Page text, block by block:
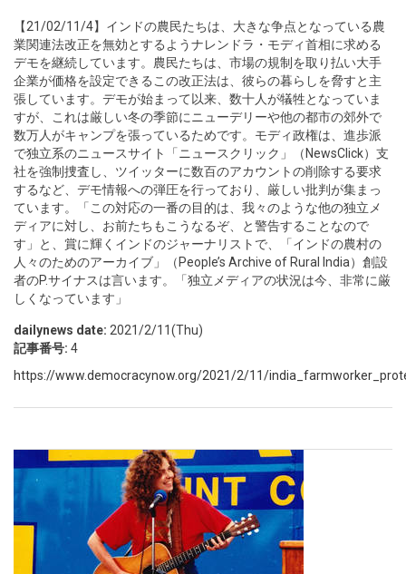
【21/02/11/4】インドの農民たちは、大きな争点となっている農
業関連法改正を無効とするようナレンドラ・モディ首相に求める
デモを継続しています。農民たちは、市場の規制を取り払い大手
企業が価格を設定できるこの改正法は、彼らの暮らしを脅すと主
張しています。デモが始まって以来、数十人が犠牲となっていま
すが、これは厳しい冬の季節にニューデリーや他の都市の郊外で
数万人がキャンプを張っているためです。モディ政権は、進歩派
で独立系のニュースサイト「ニュースクリック」（NewsClick）支
社を強制捜査し、ツイッターに数百のアカウントの削除する要求
するなど、デモ情報への弾圧を行っており、厳しい批判が集まっ
ています。「この対応の一番の目的は、我々のような他の独立メ
ディアに対し、お前たちもこうなるぞ、と警告することなので
す」と、賞に輝くインドのジャーナリストで、「インドの農村の
人々のためのアーカイブ」（People’s Archive of Rural India）創設
者のP.サイナスは言います。「独立メディアの状況は今、非常に厳
しくなっています」
dailynews date: 2021/2/11(Thu)
記事番号: 4
https://www.democracynow.org/2021/2/11/